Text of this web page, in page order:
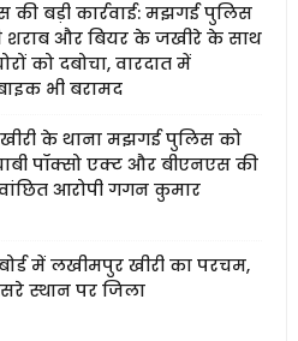
की बड़ी कार्रवाई: मझगई पुलिस
शराब और बियर के जखीरे के साथ
को दबोचा, वारदात में
भी बरामद
के थाना मझगई पुलिस को
पॉक्सो एक्ट और बीएनएस की
आरोपी गगन कुमार
में लखीमपुर खीरी का परचम,
स्थान पर जिला